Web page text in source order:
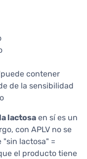
contener
de la sensibilidad
la lactosa en sí es un
con APLV no se
lactosa" =
el producto tiene